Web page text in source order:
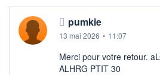
pumkie
13 mai 2026 • 11:07
Merci pour votre retour.
ALHRG PTIT 30